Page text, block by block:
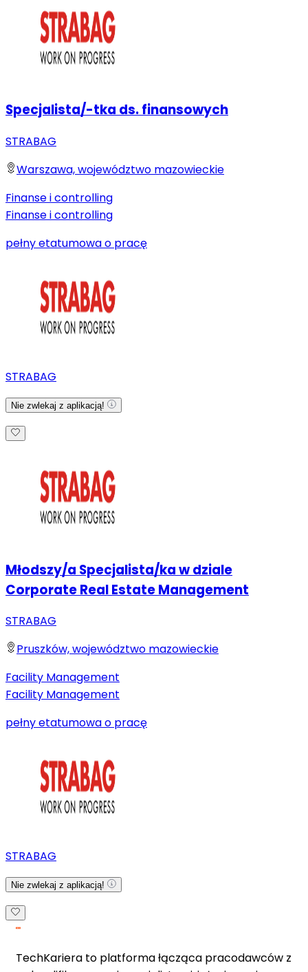
Specjalista/-tka ds. finansowych
STRABAG
Warszawa, województwo mazowieckie
Finanse i controlling
Finanse i controlling
pełny etatumowa o pracę
STRABAG
Nie zwlekaj z aplikacją!
Młodszy/a Specjalista/ka w dziale
Corporate Real Estate Management
STRABAG
Pruszków, województwo mazowieckie
Facility Management
Facility Management
pełny etatumowa o pracę
STRABAG
Nie zwlekaj z aplikacją!
TechKariera to platforma łącząca pracodawców z